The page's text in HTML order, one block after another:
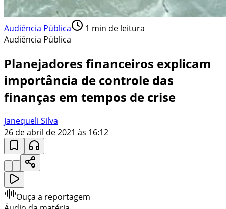
Audiência Pública 1 min de leitura
Audiência Pública
Planejadores financeiros explicam
importância de controle das
finanças em tempos de crise
Janequeli Silva
26 de abril de 2021 às 16:12
Ouça a reportagem